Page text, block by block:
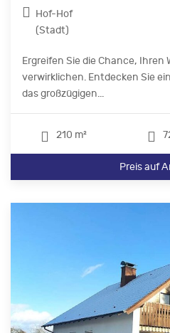
Hof-Hof
(Stadt)
Ergreifen Sie die Chance, Ihren
verwirklichen. Entdecken Sie
das großzügigen...
210 m²
Preis auf